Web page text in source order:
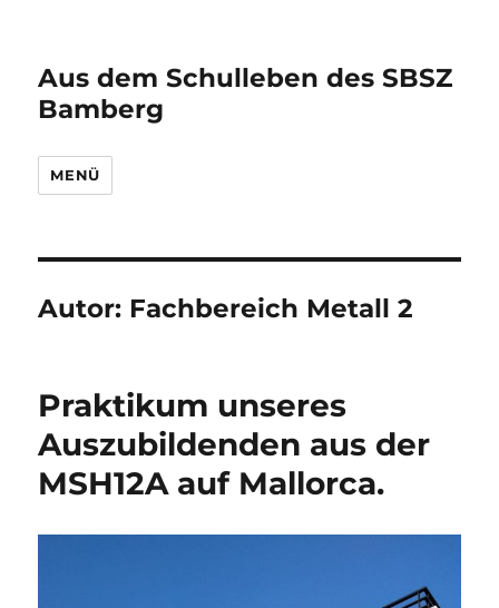
Aus dem Schulleben des SBSZ
Bamberg
MENÜ
Autor: Fachbereich Metall 2
Praktikum unseres
Auszubildenden aus der
MSH12A auf Mallorca.